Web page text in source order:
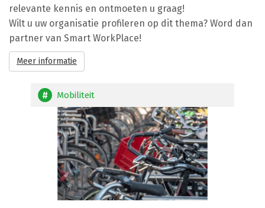
relevante kennis en ontmoeten u graag!
Wilt u uw organisatie profileren op dit thema? Word dan
partner van Smart WorkPlace!
Meer informatie
Mobiliteit